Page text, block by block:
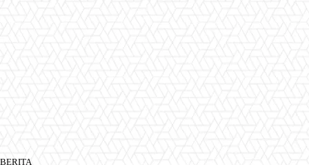
BERITA